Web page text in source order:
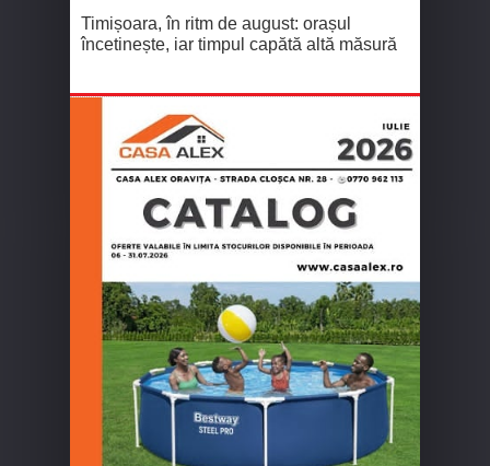
Timișoara, în ritm de august: orașul
încetinește, iar timpul capătă altă măsură